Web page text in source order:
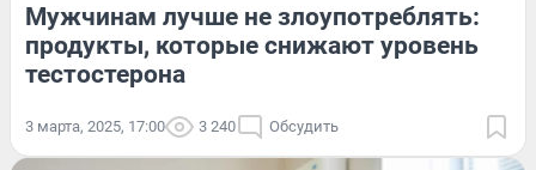
Мужчинам лучше не злоупотреблять:
продукты, которые снижают уровень
тестостерона
3 марта, 2025, 17:00 3 240 Обсудить